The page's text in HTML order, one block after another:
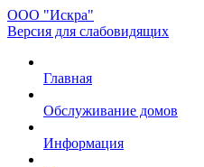
ООО "Искра"
Версия для слабовидящих
Главная
Обслуживание домов
Информация